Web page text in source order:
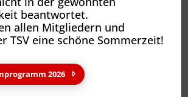
beantwortet.
allen Mitgliedern und
TSV eine schöne Sommerzeit!
2026